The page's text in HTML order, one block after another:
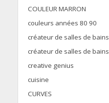
COULEUR MARRON
couleurs années 80 90
créateur de salles de bains
créateur de salles de bains
creative genius
cuisine
CURVES